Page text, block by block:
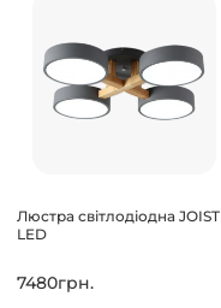
Люстра світлодіодна JOIST
LED
7480грн.